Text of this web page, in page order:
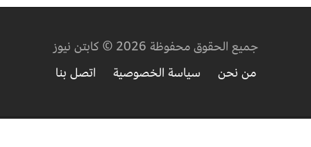
جميع الحقوق محفوظة 2026 © كابتن نيوز
من نحن
سياسة الخصوصية اتصل بنا